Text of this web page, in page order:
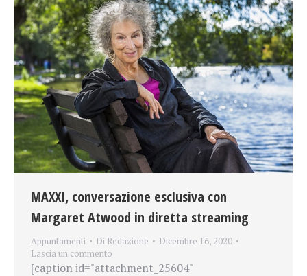
MAXXI, conversazione esclusiva con
Margaret Atwood in diretta streaming
Appuntamenti Di Redazione
Dicembre 16, 2020
Lascia un commento
[caption id="attachment_25604"